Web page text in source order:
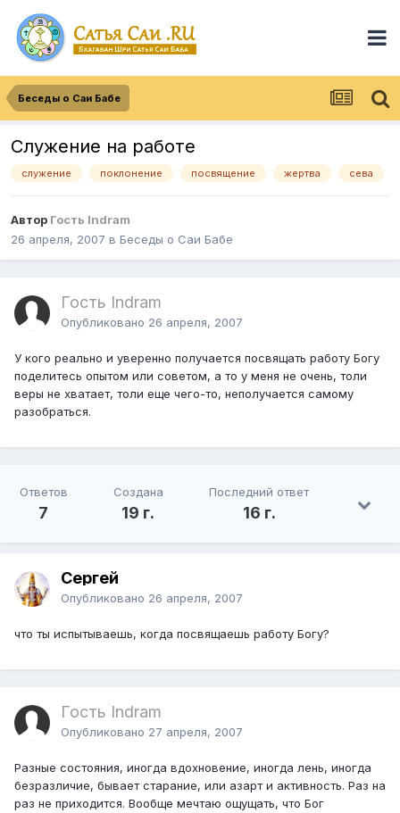
Беседы о Саи Бабе
Служение на работе
служение поклонение посвящение жертва сева
Автор Гость Indram
26 апреля, 2007 в Беседы о Саи Бабе
Гость Indram
Опубликовано 26 апреля, 2007
У кого реально и уверенно получается посвящать работу Богу
поделитесь опытом или советом, а то у меня не очень, толи
веры не хватает, толи еще чего-то, неполучается самому
разобраться.
Ответов
7
Создана
19 г.
Последний ответ
16 г.
Сергей
Опубликовано 26 апреля, 2007
что ты испытываешь, когда посвящаешь работу Богу?
Гость Indram
Опубликовано 27 апреля, 2007
Разные состояния, иногда вдохновение, иногда лень, иногда
безразличие, бывает старание, или азарт и активность. Раз на
раз не приходится. Вообще мечтаю ощущать, что Бог